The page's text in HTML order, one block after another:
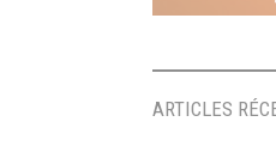
ARTICLES